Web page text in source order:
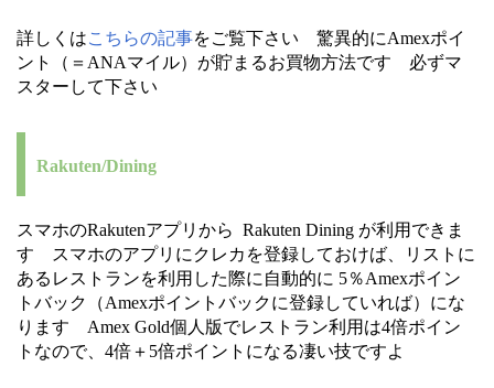
詳しくはこちらの記事をご覧下さい 驚異的にAmexポイ
ント（＝ANAマイル）が貯まるお買物方法です 必ずマ
スターして下さい
Rakuten/Dining
スマホのRakutenアプリから Rakuten Dining が利用できま
す スマホのアプリにクレカを登録しておけば、リストに
あるレストランを利用した際に自動的に 5％Amexポイン
トバック（Amexポイントバックに登録していれば）にな
ります Amex Gold個人版でレストラン利用は4倍ポイン
トなので、4倍＋5倍ポイントになる凄い技ですよ